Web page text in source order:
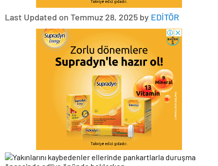
Last Updated on Temmuz 28, 2025 by EDİTÖR